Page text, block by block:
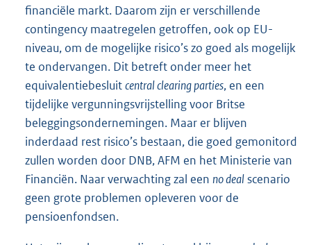
financiële markt. Daarom zijn er verschillende
contingency maatregelen getroffen, ook op EU-
niveau, om de mogelijke risico’s zo goed als mogelijk
te ondervangen. Dit betreft onder meer het
equivalentiebesluitcentral clearing parties, en een
tijdelijke vergunningsvrijstelling voor Britse
beleggingsondernemingen. Maar er blijven
inderdaad rest risico’s bestaan, die goed gemonitord
zullen worden door DNB, AFM en het Ministerie van
Financiën. Naar verwachting zal een no dealscenario
geen grote problemen opleveren voor de
pensioenfondsen.